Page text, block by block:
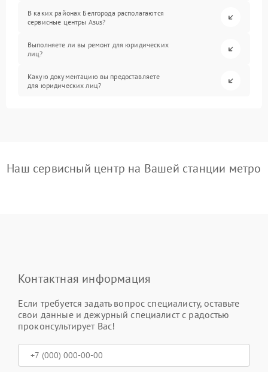
В каких районах Белгорода располагаются
сервисные центры Asus?
Выполняете ли вы ремонт для юридических
лиц?
Какую документацию вы предоставляете
для юридических лиц?
Наш сервисный центр на Вашей станции метро
Контактная информация
Если требуется задать вопрос специалисту, оставьте
свои данные и дежурный специалист с радостью
проконсультирует Вас!